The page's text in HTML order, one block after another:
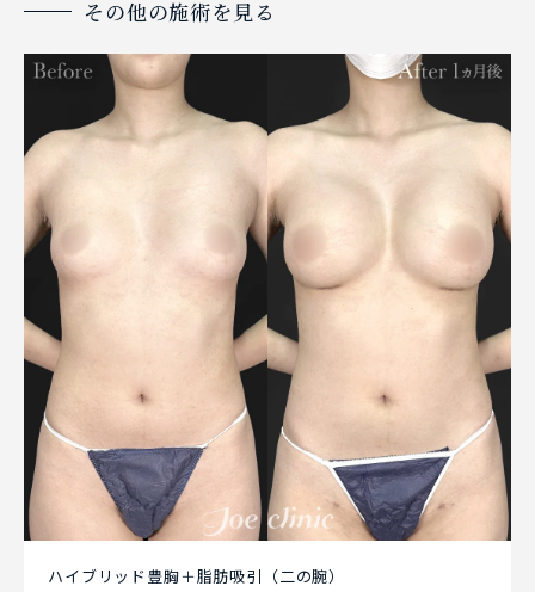
その他の施術を見る
ハイブリッド豊胸＋脂肪吸引（二の腕）